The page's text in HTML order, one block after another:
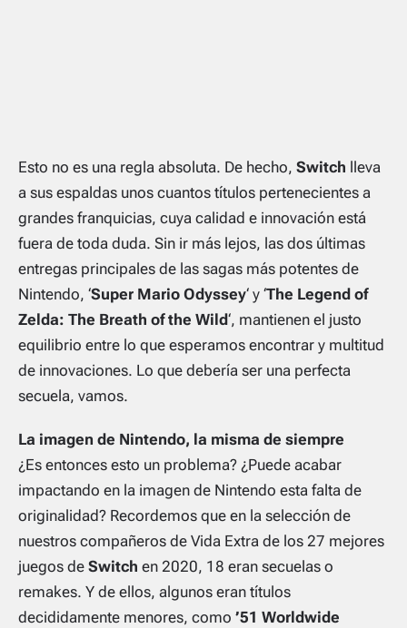
Esto no es una regla absoluta. De hecho, Switch lleva
a sus espaldas unos cuantos títulos pertenecientes a
grandes franquicias, cuya calidad e innovación está
fuera de toda duda. Sin ir más lejos, las dos últimas
entregas principales de las sagas más potentes de
Nintendo, ‘Super Mario Odyssey‘ y ‘The Legend of
Zelda: The Breath of the Wild‘, mantienen el justo
equilibrio entre lo que esperamos encontrar y multitud
de innovaciones. Lo que debería ser una perfecta
secuela, vamos.
La imagen de Nintendo, la misma de siempre
¿Es entonces esto un problema? ¿Puede acabar
impactando en la imagen de Nintendo esta falta de
originalidad? Recordemos que en la selección de
nuestros compañeros de Vida Extra de los 27 mejores
juegos de Switch en 2020, 18 eran secuelas o
remakes. Y de ellos, algunos eran títulos
decididamente menores, como ’51 Worldwide